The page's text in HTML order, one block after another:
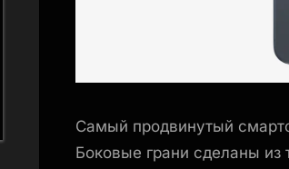
Самый продвинутый
Боковые грани сделаны из